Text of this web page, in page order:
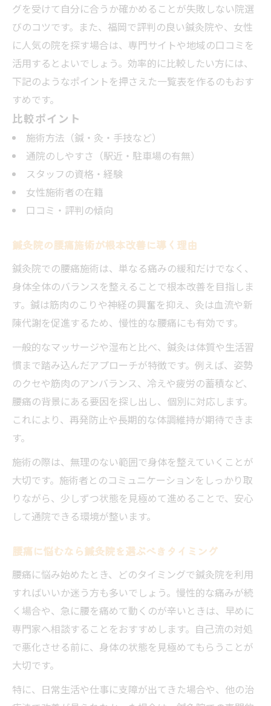
仕事帰りに立ち寄れる鍼灸院の選び方
博多区春町周辺で女性に人気の鍼灸院
腰痛対策なら通院頻度を意識した鍼灸院選
び
再発予防を目指す鍼灸院での施術体験談
鍼灸院で腰痛再発を防いだ事例まとめ
体験者が語る鍼灸院での腰痛改善ストーリ
ー
再発防止に役立つ鍼灸院のアフターケアと
は
鍼灸院の施術で実感した体質改善とは
納得の腰痛ケアができる院選びチェックポイン
ト
鍼灸院選びで押さえたい比較表付きポイン
ト
安心できる鍼灸院を選ぶための見極め方
腰痛ケアに強い鍼灸院のチェックリスト
口コミや評価で分かる鍼灸院の信頼性
初回相談時に確認したい鍼灸院の特徴
グを受けて自分に合うか確かめることが失敗しない院選
びのコツです。また、福岡で評判の良い鍼灸院や、女性
に人気の院を探す場合は、専門サイトや地域の口コミを
活用するとよいでしょう。効率的に比較したい方には、
下記のようなポイントを押さえた一覧表を作るのもおす
すめです。
比較ポイント
施術方法（鍼・灸・手技など）
通院のしやすさ（駅近・駐車場の有無）
スタッフの資格・経験
女性施術者の在籍
口コミ・評判の傾向
鍼灸院の腰痛施術が根本改善に導く理由
鍼灸院での腰痛施術は、単なる痛みの緩和だけでなく、
身体全体のバランスを整えることで根本改善を目指しま
す。鍼は筋肉のこりや神経の興奮を抑え、灸は血流や新
陳代謝を促進するため、慢性的な腰痛にも有効です。
一般的なマッサージや湿布と比べ、鍼灸は体質や生活習
慣まで踏み込んだアプローチが特徴です。例えば、姿勢
のクセや筋肉のアンバランス、冷えや疲労の蓄積など、
腰痛の背景にある要因を探し出し、個別に対応します。
これにより、再発防止や長期的な体調維持が期待できま
す。
施術の際は、無理のない範囲で身体を整えていくことが
大切です。施術者とのコミュニケーションをしっかり取
りながら、少しずつ状態を見極めて進めることで、安心
して通院できる環境が整います。
腰痛に悩むなら鍼灸院を選ぶべきタイミング
腰痛に悩み始めたとき、どのタイミングで鍼灸院を利用
すればいいか迷う方も多いでしょう。慢性的な痛みが続
く場合や、急に腰を痛めて動くのが辛いときは、早めに
専門家へ相談することをおすすめします。自己流の対処
で悪化させる前に、身体の状態を見極めてもらうことが
大切です。
特に、日常生活や仕事に支障が出てきた場合や、他の治